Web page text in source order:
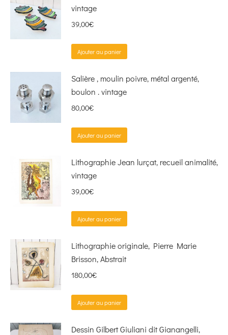
vintage
39,00€
Ajouter au panier
Salière , moulin poivre, métal argenté,
boulon . vintage
80,00€
Ajouter au panier
Lithographie Jean lurçat, recueil animalité,
vintage
39,00€
Ajouter au panier
Lithographie originale, Pierre Marie
Brisson, Abstrait
180,00€
Ajouter au panier
Dessin Gilbert Giuliani dit Gianangelli,